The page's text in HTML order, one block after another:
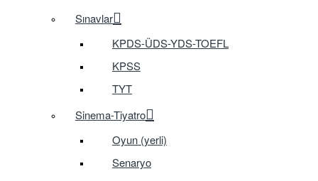
Sınavlar
KPDS-ÜDS-YDS-TOEFL
KPSS
TYT
Sinema-Tiyatro
Oyun (yerli)
Senaryo